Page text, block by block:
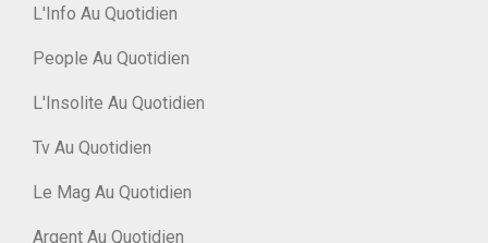
L'Info Au Quotidien
People Au Quotidien
L'Insolite Au Quotidien
Tv Au Quotidien
Le Mag Au Quotidien
Argent Au Quotidien